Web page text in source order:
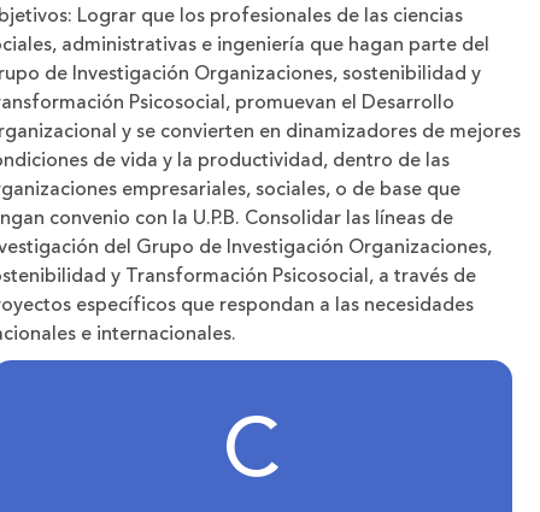
Lograr que los profesionales de las ciencias
administrativas e ingeniería que hagan parte del
de Investigación Organizaciones, sostenibilidad y
Psicosocial, promuevan el Desarrollo
y se convierten en dinamizadores de mejores
de vida y la productividad, dentro de las
empresariales, sociales, o de base que
convenio con la U.P.B. Consolidar las líneas de
del Grupo de Investigación Organizaciones,
y Transformación Psicosocial, a través de
específicos que respondan a las necesidades
e internacionales.
C